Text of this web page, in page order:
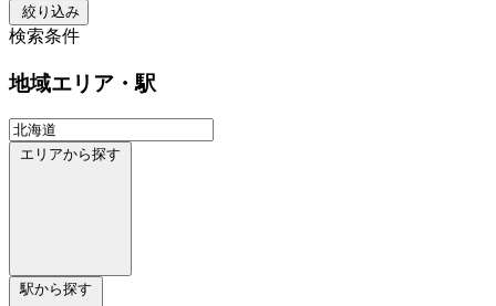
絞り込み
検索条件
地域エリア・駅
エリアから探す
駅から探す